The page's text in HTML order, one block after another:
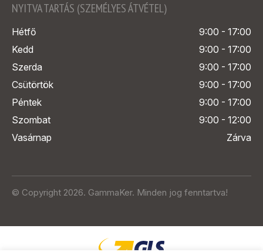
NYITVA TARTÁS (SZEMÉLYES ÁTVÉTEL)
Hétfő
9:00 - 17:00
Kedd
9:00 - 17:00
Szerda
9:00 - 17:00
Csütörtök
9:00 - 17:00
Péntek
9:00 - 17:00
Szombat
9:00 - 12:00
Vasárnap
Zárva
© Copyright 2026. GammaKer. Minden jog fenntartva!